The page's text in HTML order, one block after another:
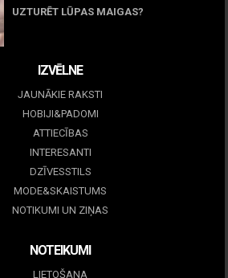
UZTURĒT LŪPAS MAIGAS?
IZVĒLNE
JAUNĀKIE RAKSTI
HOBIJI&PADOMI
ATTIECĪBAS
INTERESANTI
DZĪVESSTILS
MODE&SKAISTUMS
NOTIKUMI UN ZIŅAS
NOTEIKUMI
LIETOŠANA